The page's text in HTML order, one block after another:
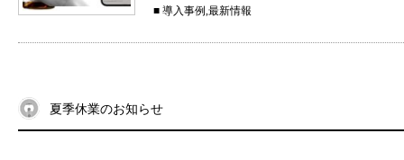
■ 導入事例,最新情報
夏季休業のお知らせ